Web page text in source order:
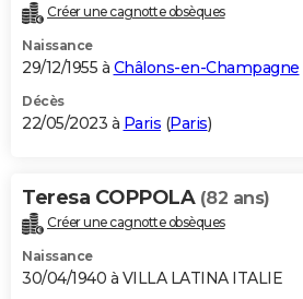
Créer une cagnotte obsèques
Naissance
29/12/1955 à Châlons-en-Champagne
Décès
22/05/2023 à Paris (Paris)
Teresa COPPOLA (82 ans)
Créer une cagnotte obsèques
Naissance
30/04/1940 à VILLA LATINA ITALIE